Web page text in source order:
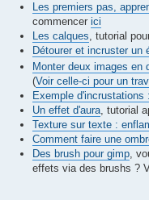
Les premiers pas,
commencer ici
Les calques, tutorial
Détourer et incruster un
Monter deux images en
(Voir celle-ci pour un
Exemple d'incrustations
Un effet d'aura, tutorial
Texture sur texte :
Comment faire une
Des brush pour gimp,
effets via des brushs ?